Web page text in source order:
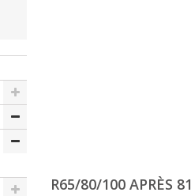
R65/80/100 APRÈS 81